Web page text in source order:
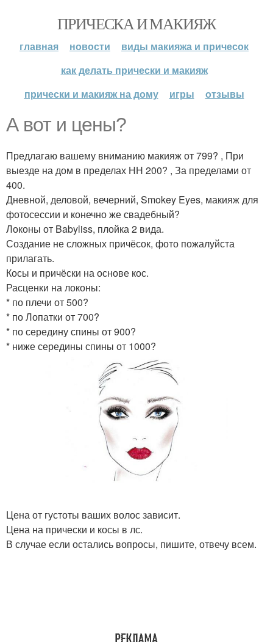
ПРИЧЕСКА И МАКИЯЖ
главная новости
виды макияжа и причесок
как делать прически и макияж
прически и макияж на дому
игры отзывы
А вот и цены?
Предлагаю вашему вниманию макияж от 799? , При
выезде на дом в пределах НН 200? , За пределами от
400.
Дневной, деловой, вечерний, Smokey Eyes, макияж для
фотосессии и конечно же свадебный?
Локоны от Babyliss, плойка 2 вида.
Создание не сложных причёсок, фото пожалуйста
прилагать.
Косы и причёски на основе кос.
Расценки на локоны:
* по плечи от 500?
* по Лопатки от 700?
* по середину спины от 900?
* ниже середины спины от 1000?
Цена от густоты ваших волос зависит.
Цена на прически и косы в лс.
В случае если остались вопросы, пишите, отвечу всем.